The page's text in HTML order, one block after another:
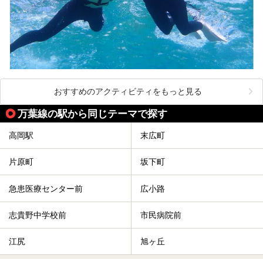
おすすめのアクティビティをもっと見る
万葉線の駅から同じテーマで探す
高岡駅 末広町
片原町 坂下町
急患医療センター前 広小路
志貴野中学校前 市民病院前
江尻 旭ヶ丘